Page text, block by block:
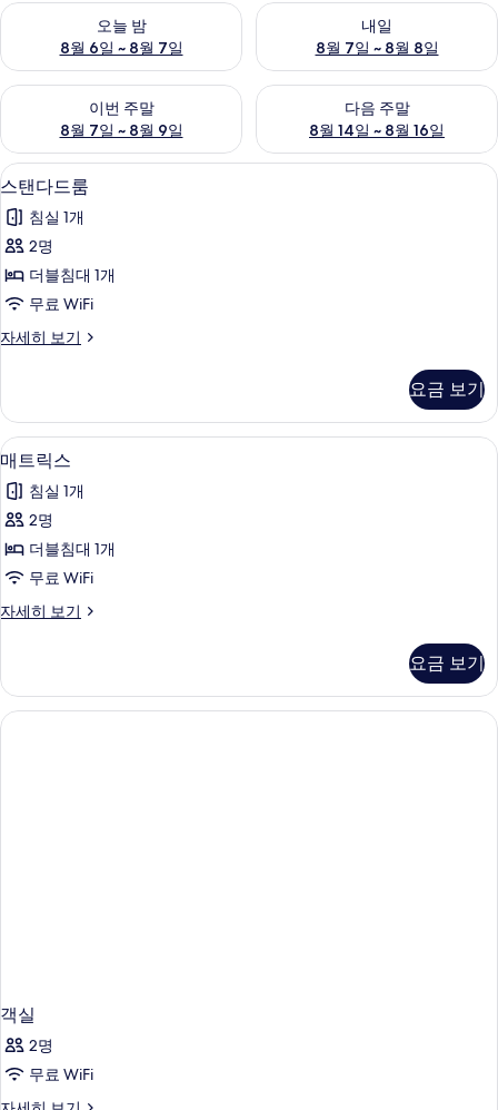
오늘 밤
8월 6일 ~ 8월 7일
오늘 밤 예약 가능 여부 확인, 8월 6일 ~ 8월 7일
내일
8월 7일 ~ 8월 8일
내일 예약 가능 여부 확인, 8월
이번 주말
8월 7일 ~ 8월 9일
이번 주말 예약 가능 여부 확인, 8월 7일 ~ 8월 9일
다음 주말
8월 14일 ~ 8월 16일
다음 주말 예약 가능 여부 확인,
스
탠
다
드
룸
진
두
보
기
11
스탠다드룸
침실 1개
2명
더블침대 1개
무료 WiFi
자세히 보기
스
룸
자
세
히
보
기
요금 보기
매
트
릭
스
사
모
보
기
2
매트릭스
침실 1개
2명
더블침대 1개
무료 WiFi
자세히 보기
매
자
세
히
요금 보기
객실
2명
무료 WiFi